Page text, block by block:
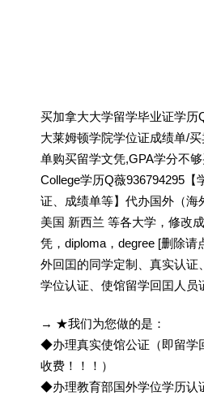
买加拿大大学留学毕业证学历
大莱姆顿学院学位证成绩单/
单购买留学文凭,GPA学分不
College学历Q薇936794295【
证、成绩单等】代办国外（海
美国 新西兰 等各大学，修改
凭，diploma，degree [删除
外回囯的同学定制、真实认证
学位认证、使馆留学回囯人员
→ ★我们为您做的是：
◆办理真实使馆公证（即留学
收费！！！）
◆办理教育部国外学位学历认